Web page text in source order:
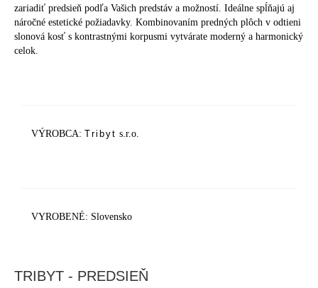
zariadiť predsieň podľa Vašich predstáv a možností. Ideálne spĺňajú aj
náročné estetické požiadavky. Kombinovaním predných plôch v odtieni
slonová kosť s kontrastnými korpusmi vytvárate moderný a harmonický
celok.
VÝROBCA: Tribyt s.r.o.
VYROBENÉ: Slovensko
TRIBYT - PREDSIEŇ